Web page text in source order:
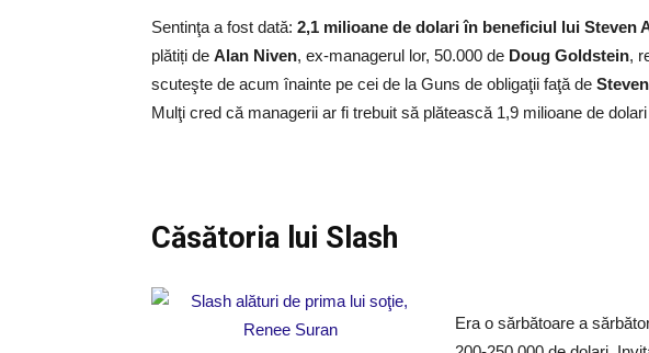
Sentinţa a fost dată: 2,1 milioane de dolari în beneficiul lui Steven
plătiți de Alan Niven, ex-managerul lor, 50.000 de Doug Goldstein,
scuteşte de acum înainte pe cei de la Guns de obligaţii faţă de
Mulţi cred că managerii ar fi trebuit să plătească 1,9 milioane de
Căsătoria lui Slash
Era o sărbătoare a